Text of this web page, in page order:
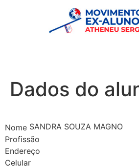
Dados do
Nome SANDRA SOUZA MAGNO
Profissão
Endereço
Celular